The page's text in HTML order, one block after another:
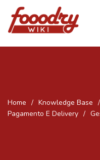
Home / Knowledge Base /
Pagamento E Delivery /